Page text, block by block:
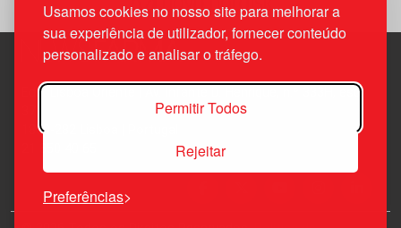
Usamos cookies no nosso site para melhorar a
sua experiência de utilizador, fornecer conteúdo
personalizado e analisar o tráfego.
Permitir Todos
Rejeitar
Preferências
Edif. Lisboa Oriente | Av. Infante D. Henrique, n.º 333H, esc.
1800-282 Lisboa | Portugal